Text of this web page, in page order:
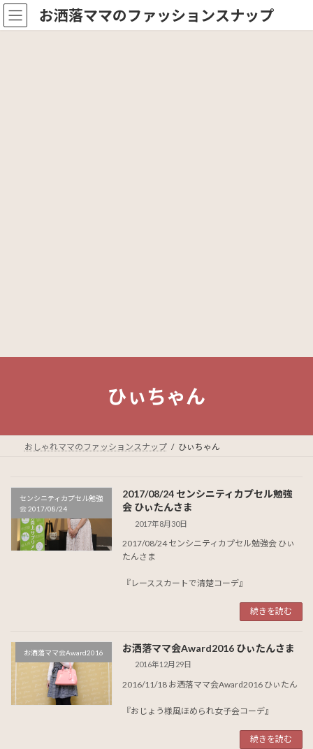
コ
ン
ナ
ビ
お洒落ママのファッションスナップ
ひぃちゃん
おしゃれママのファッションスナップ ひぃちゃん
センシニティカプセル勉強
会 2017/08/24
2017/08/24 センシニティカプセル勉強
会 ひぃたんさま
2017年8月30日
2017/08/24 センシニティカプセル勉強会 ひぃ
たんさま
『レーススカートで清楚コーデ』
続きを読む
お洒落ママ会Award2016 お洒落ママ会Award2016 ひぃたんさま
2016年12月29日
2016/11/18 お洒落ママ会Award2016 ひぃたん
『おじょう様風ほめられ女子会コーデ』
続きを読む